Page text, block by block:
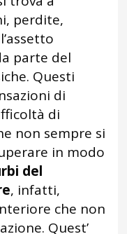
perdite,
parte del
Questi
di
di
non sempre si
in modo
del
, infatti,
che non
Quest’